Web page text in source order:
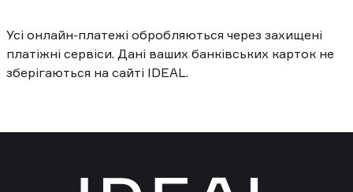
Усі онлайн-платежі обробляються через захищені
платіжні сервіси. Дані ваших банківських карток не
зберігаються на сайті IDEAL.